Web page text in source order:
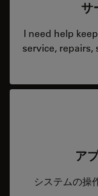
サ
I need help
service, repairs,
ア
システムの操